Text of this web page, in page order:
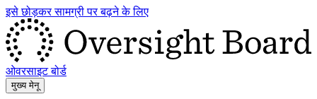
इसे छोड़कर सामग्री पर बढ़ने के लिए
ओवरसाइट बोर्ड
मुख्य मेनू